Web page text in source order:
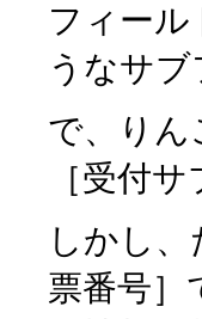
フィー
うなサ
で、りん
［受付
しかし
票番号］